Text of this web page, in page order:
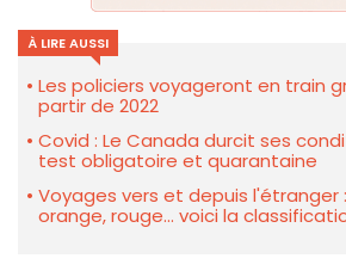
À LIRE AUSSI
Les policiers voyageront en train
partir de 2022
Covid : Le Canada durcit ses
test obligatoire et quarantaine
Voyages vers et depuis l'étranger
orange, rouge... voici la